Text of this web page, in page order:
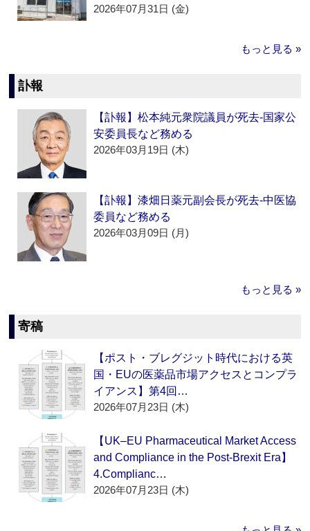
2026年07月31日 (金)
もっと見る »
訃報
【訃報】松本純元衆院議員が死去‐国家公
安委員長など務める
2026年03月19日 (木)
【訃報】漆畑日薬元副会長が死去‐中医協
委員など務める
2026年03月09日 (月)
もっと見る »
寄稿
【ポスト・ブレグジット時代における英
国・EUの医薬品市場アクセスとコンプラ
イアンス】第4回…
2026年07月23日 (木)
【UK–EU Pharmaceutical Market Access
and Compliance in the Post-Brexit Era】
4.Complianc…
2026年07月23日 (木)